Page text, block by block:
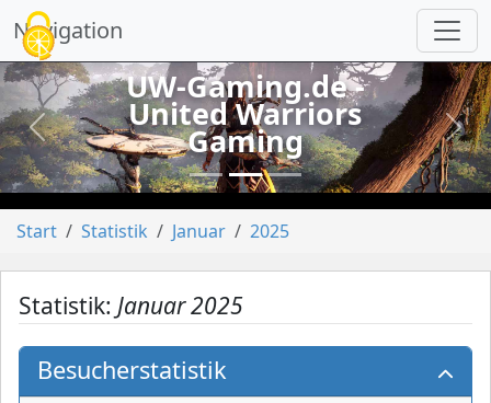
Navigation
vorheriges
UW-Gaming.de -
United Warriors
Gaming
Start Statistik Januar 2025
Statistik: Januar 2025
Besucherstatistik
Cookie-Einstellungen